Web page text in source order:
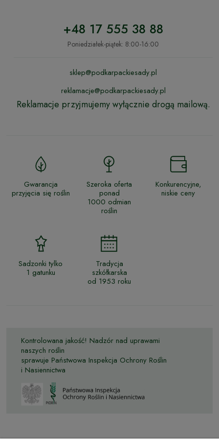
+48 17 555 38 88
Poniedziałek-piątek: 8:00-16:00
sklep@podkarpackiesady.pl
reklamacje@podkarpackiesady.pl
Reklamacje przyjmujemy wyłącznie drogą mailową.
Gwarancja
przyjęcia się roślin
Szeroka oferta
ponad
1000 odmian
roślin
Konkurencyjne,
niskie ceny
Sadzonki tylko
1 gatunku
Tradycja
szkółkarska
od 1953 roku
Kontrolowana jakość! Nadzór nad uprawami
naszych roślin
sprawuje Państwowa Inspekcja Ochrony Roślin
i Nasiennictwa